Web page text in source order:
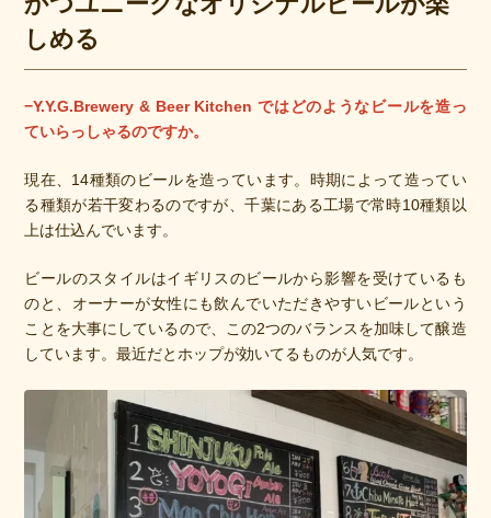
しめる
−Y.Y.G.Brewery & Beer Kitchen ではどのようなビールを造っ
ていらっしゃるのですか。
現在、14種類のビールを造っています。時期によって造ってい
る種類が若干変わるのですが、千葉にある工場で常時10種類以
上は仕込んでいます。
ビールのスタイルはイギリスのビールから影響を受けているも
のと、オーナーが女性にも飲んでいただきやすいビールという
ことを大事にしているので、この2つのバランスを加味して醸造
しています。最近だとホップが効いてるものが人気です。